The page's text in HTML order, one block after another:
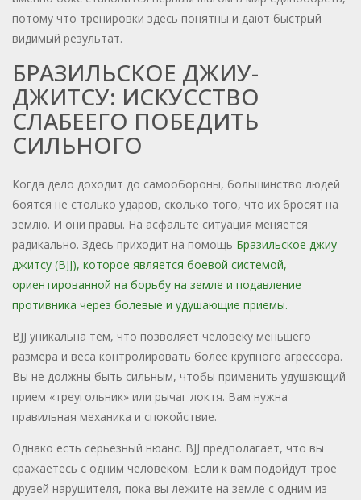
потому что тренировки здесь понятны и дают быстрый
видимый результат.
БРАЗИЛЬСКОЕ ДЖИУ-
ДЖИТСУ: ИСКУССТВО
СЛАБЕЕГО ПОБЕДИТЬ
СИЛЬНОГО
Когда дело доходит до самообороны, большинство людей
боятся не столько ударов, сколько того, что их бросят на
землю. И они правы. На асфальте ситуация меняется
радикально. Здесь приходит на помощь Бразильское джиу-
джитсу (BJJ), которое является боевой системой,
ориентированной на борьбу на земле и подавление
противника через болевые и удушающие приемы.
BJJ уникальна тем, что позволяет человеку меньшего
размера и веса контролировать более крупного агрессора.
Вы не должны быть сильным, чтобы применить удушающий
прием «треугольник» или рычаг локтя. Вам нужна
правильная механика и спокойствие.
Однако есть серьезный нюанс. BJJ предполагает, что вы
сражаетесь с одним человеком. Если к вам подойдут трое
друзей нарушителя, пока вы лежите на земле с одним из